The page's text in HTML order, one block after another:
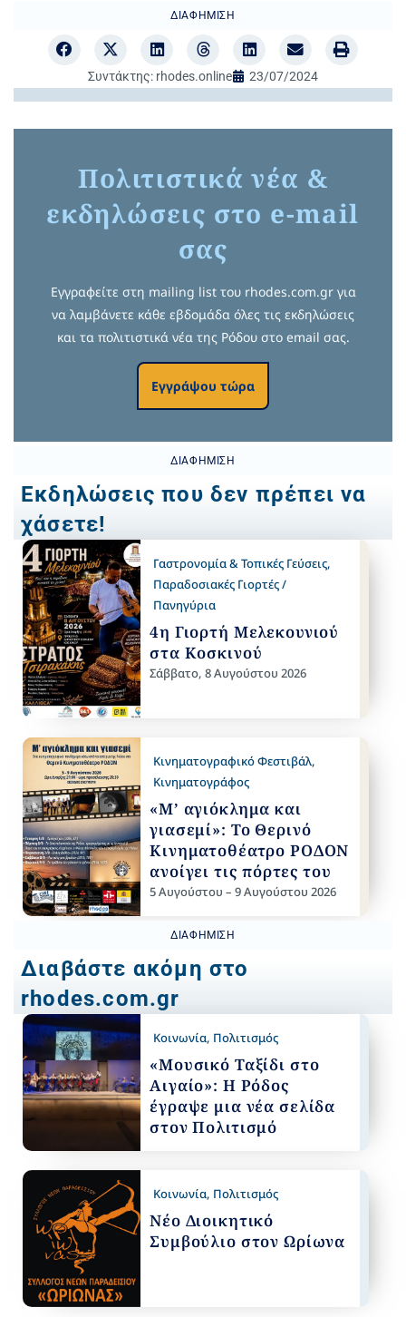
ΔΙΑΦΉΜΙΣΗ
Συντάκτης: rhodes.online 23/07/2024
Πολιτιστικά νέα &
εκδηλώσεις στο e-mail
σας
Εγγραφείτε στη mailing list του rhodes.com.gr για
να λαμβάνετε κάθε εβδομάδα όλες τις εκδηλώσεις
και τα πολιτιστικά νέα της Ρόδου στο email σας.
Εγγράψου τώρα
ΔΙΑΦΉΜΙΣΗ
Εκδηλώσεις που δεν πρέπει να
χάσετε!
Γαστρονομία & Τοπικές Γεύσεις,
Παραδοσιακές Γιορτές /
Πανηγύρια
4η Γιορτή Μελεκουνιού
στα Κοσκινού
Σάββατο, 8 Αυγούστου 2026
Κινηματογραφικό Φεστιβάλ,
Κινηματογράφος
«Μ’ αγιόκλημα και
γιασεμί»: Το Θερινό
Κινηματοθέατρο ΡΟΔΟΝ
ανοίγει τις πόρτες του
5 Αυγούστου – 9 Αυγούστου 2026
ΔΙΑΦΉΜΙΣΗ
Διαβάστε ακόμη στο
rhodes.com.gr
Κοινωνία, Πολιτισμός
«Μουσικό Ταξίδι στο
Αιγαίο»: Η Ρόδος
έγραψε μια νέα σελίδα
στον Πολιτισμό
Κοινωνία, Πολιτισμός
Νέο Διοικητικό
Συμβούλιο στον Ωρίωνα